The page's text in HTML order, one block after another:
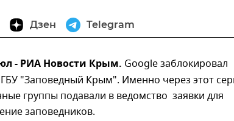
Дзен Telegram
- РИА Новости Крым. Google заблокировал
"Заповедный Крым". Именно через этот
группы подавали в ведомство заявки для
заповедников.